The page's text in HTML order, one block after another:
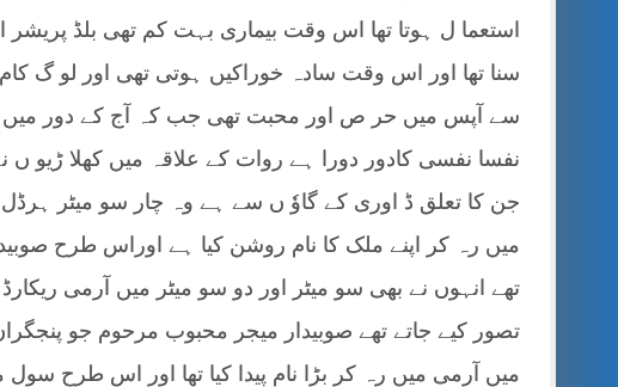
استعما ل ہوتا تھا اس وقت بیماری بہت کم تھی بلڈ
سنا تھا اور اس وقت سادہ خوراکیں ہوتی تھی اور لو گ
سے آپس میں حر ص اور محبت تھی جب کہ آج کے دور میں
نفسا نفسی کادور دورا ہے روات کے علاقہ میں کھلا ڑیو ں
جن کا تعلق ڈ اوری کے گاوٗ ں سے ہے وہ چار سو میٹر ہرڈل
میں رہ کر اپنے ملک کا نام روشن کیا ہے اوراس طرح
تھے انہوں نے بھی سو میٹر اور دو سو میٹر میں آرمی
تصور کیے جاتے تھے صوبیدار میجر محبوب مرحوم جو
میں آرمی میں رہ کر بڑا نام پیدا کیا تھا اور اس طرح سول